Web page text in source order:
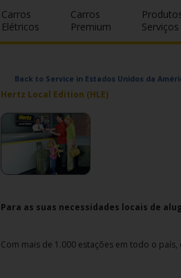
Carros
Elétricos
Carros
Premium
Serviços
Back to Service in Estados Unidos da
Hertz Local Edition (HLE)
Para as suas necessidades locais de
Com mais de 1.000 estações em todo o